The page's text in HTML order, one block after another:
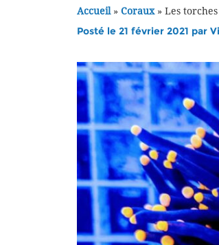
Accueil» Coraux» Les
Posté le 21 février 2021 par